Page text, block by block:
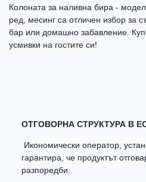
Колоната за наливна бира -
ред, месинг са отличен избор за
бар или домашно забавление.
усмивки на гостите си!
ОТГОВОРНА СТРУКТУРА В
Икономически оператор,
гарантира, че продуктът
разпоредби.